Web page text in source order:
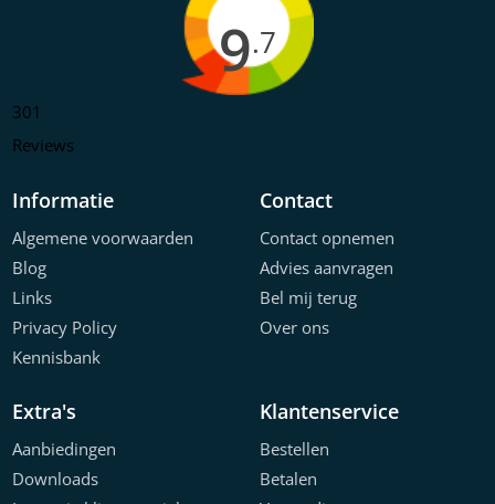
9.7
301
Reviews
Informatie
Algemene voorwaarden
Blog
Links
Privacy Policy
Kennisbank
Contact
Contact opnemen
Advies aanvragen
Bel mij terug
Over ons
Extra's
Aanbiedingen
Downloads
Klantenservice
Bestellen
Betalen